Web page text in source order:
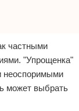
частными
"Упрощенка"
неоспоримыми
может выбрать